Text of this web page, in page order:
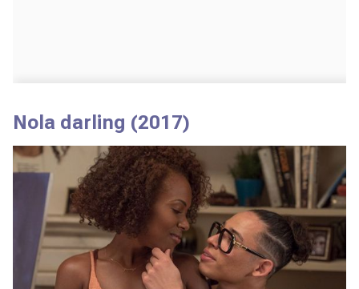
Nola darling (2017)